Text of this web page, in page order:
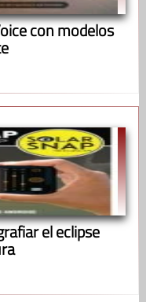
con modelos
el eclipse